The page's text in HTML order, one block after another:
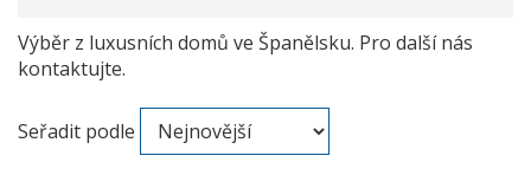
Výběr z luxusních domů ve Španělsku. Pro další nás
kontaktujte.
Seřadit podle